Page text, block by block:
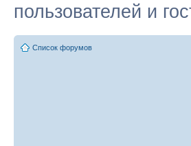
пользователей и
Список форумов